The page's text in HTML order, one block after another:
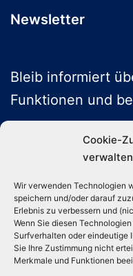
Cookie-
verwalten
Wir verwenden Technologien
speichern und/oder darauf
Erlebnis zu verbessern und
Wenn Sie diesen
Surfverhalten oder eindeutige
Sie Ihre Zustimmung nicht
Merkmale und Funktionen
Newsletter
Bleib informiert
Funktionen und
ABONNIEREN
Folge uns auf